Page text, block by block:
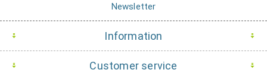
Newsletter
Information
Customer service